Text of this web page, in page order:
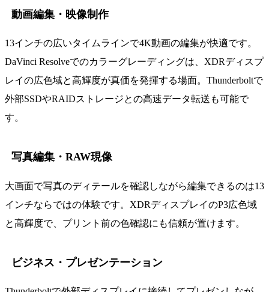
動画編集・映像制作
13インチの広いタイムラインで4K動画の編集が快適です。
DaVinci Resolveでのカラーグレーディングは、XDRディスプ
レイの広色域と高輝度が真価を発揮する場面。Thunderboltで
外部SSDやRAIDストレージとの高速データ転送も可能で
す。
写真編集・RAW現像
大画面で写真のディテールを確認しながら編集できるのは13
インチならではの体験です。XDRディスプレイのP3広色域
と高輝度で、プリント前の色確認にも信頼が置けます。
ビジネス・プレゼンテーション